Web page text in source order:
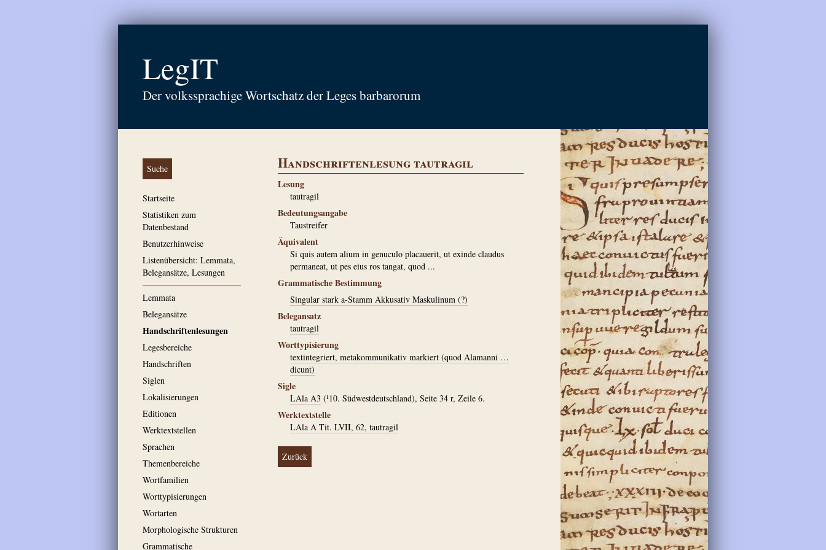
LegIT
Der volkssprachige Wortschatz der Leges barbarorum
Suche
Startseite
Statistiken zum
Datenbestand
Benutzerhinweise
Listenübersicht: Lemmata,
Belegansätze, Lesungen
Lemmata
Belegansätze
Handschriftenlesungen
Legesbereiche
Handschriften
Siglen
Lokalisierungen
Editionen
Werktextstellen
Sprachen
Themenbereiche
Wortfamilien
Worttypisierungen
Wortarten
Morphologische Strukturen
Grammatische
Handschriftenlesung tautragil
Lesung
tautragil
Bedeutungsangabe
Taustreifer
Äquivalent
Si quis autem alium in genuculo placauerit, ut exinde claudus
permaneat, ut pes eius ros tangat, quod ...
Grammatische Bestimmung
Singular stark a-Stamm Akkusativ Maskulinum (?)
Belegansatz
tautragil
Worttypisierung
textintegriert, metakommunikativ markiert (quod Alamanni …
dicunt)
Sigle
LAla A3 (¹10. Südwestdeutschland), Seite 34 r, Zeile 6.
Werktextstelle
LAla A Tit. LVII, 62, tautragil
Zurück